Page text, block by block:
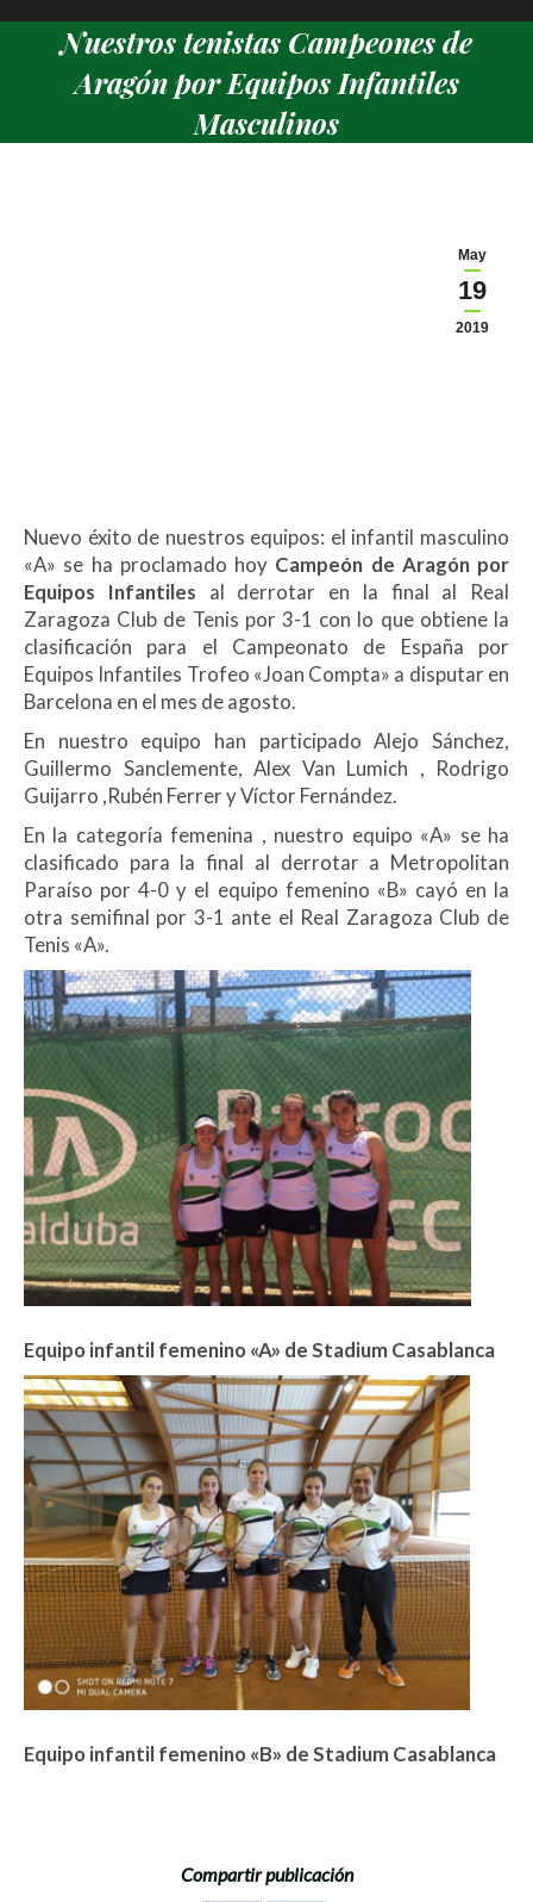
Nuestros tenistas Campeones de
Aragón por Equipos Infantiles
Masculinos
May
19
2019
Nuevo éxito de nuestros equipos: el infantil masculino
«A» se ha proclamado hoy Campeón de Aragón por
Equipos Infantiles al derrotar en la final al Real
Zaragoza Club de Tenis por 3-1 con lo que obtiene la
clasificación para el Campeonato de España por
Equipos Infantiles Trofeo «Joan Compta» a disputar en
Barcelona en el mes de agosto.
En nuestro equipo han participado Alejo Sánchez,
Guillermo Sanclemente, Alex Van Lumich , Rodrigo
Guijarro ,Rubén Ferrer y Víctor Fernández.
En la categoría femenina , nuestro equipo «A» se ha
clasificado para la final al derrotar a Metropolitan
Paraíso por 4-0 y el equipo femenino «B» cayó en la
otra semifinal por 3-1 ante el Real Zaragoza Club de
Tenis «A».
Equipo infantil femenino «A» de Stadium Casablanca
Equipo infantil femenino «B» de Stadium Casablanca
Compartir publicación